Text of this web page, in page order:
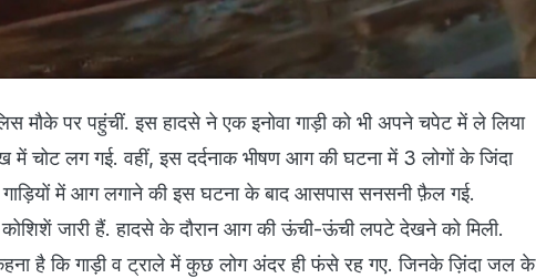
मौके पर पहुंचीं. इस हादसे ने एक इनोवा गाड़ी को भी अपने चपेट में ले लिया
चोट लग गई. वहीं, इस दर्दनाक भीषण आग की घटना में 3 लोगों के जिंदा
में आग लगाने की इस घटना के बाद आसपास सनसनी फ़ैल गई.
जारी हैं. हादसे के दौरान आग की ऊंची-ऊंची लपटे देखने को मिली.
है कि गाड़ी व ट्राले में कुछ लोग अंदर ही फंसे रह गए. जिनके ज़िंदा जल के